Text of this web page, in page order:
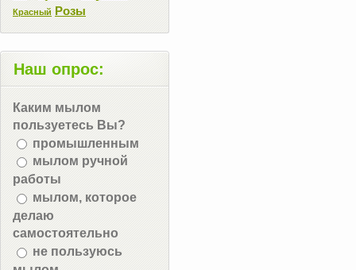
Красный Розы
Наш опрос:
Каким мылом
пользуетесь Вы?
промышленным
мылом ручной
работы
мылом, которое
делаю
самостоятельно
не пользуюсь